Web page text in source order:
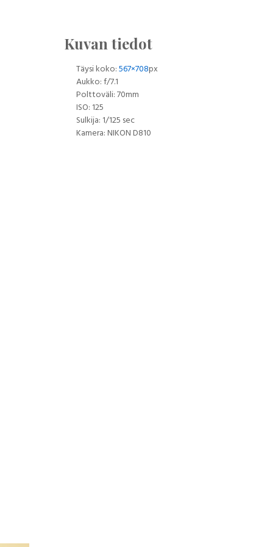
Kuvan tiedot
Täysi koko:567×708px
Aukko: f/7.1
Polttoväli: 70mm
ISO: 125
Sulkija: 1/125 sec
Kamera: NIKON D810